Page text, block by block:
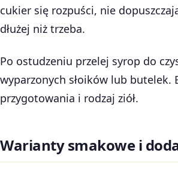
cukier się rozpuści, nie
dłużej niż trzeba.
Po ostudzeniu przelej syrop do
wyparzonych słoików lub butelek.
przygotowania i rodzaj ziół.
Warianty smakowe i